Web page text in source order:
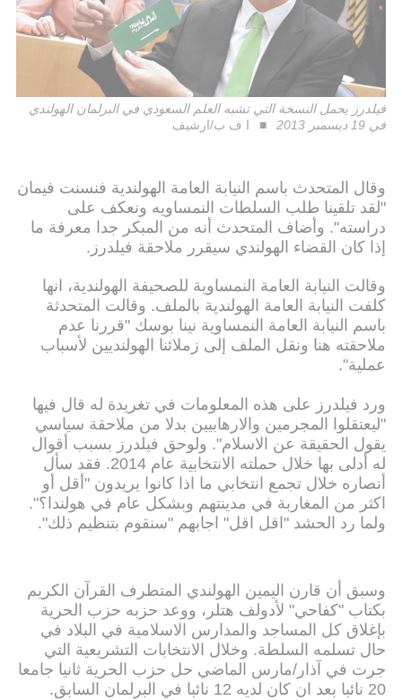
فيلدرز يحمل النسخة التي تشبه العلم السعودي في البرلمان الهولندي
في 19 ديسمبر 2013
ا ف ب/ارشيف
وقال المتحدث باسم النيابة العامة الهولندية فنسنت فيمان
"لقد تلقينا طلب السلطات النمساويه ونعكف على
دراسته". وأضاف المتحدث أنه من المبكر جدا معرفة ما
إذا كان القضاء الهولندي سيقرر ملاحقة فيلدرز.
وقالت النيابة العامة النمساوية للصحيفة الهولندية، انها
كلفت النيابة العامة الهولندية بالملف. وقالت المتحدثة
باسم النيابة العامة النمساوية نينا بوسك "قررنا عدم
ملاحقته هنا ونقل الملف إلى زملائنا الهولنديين لأسباب
عملية".
ورد فيلدرز على هذه المعلومات في تغريدة له قال فيها
"ليعتقلوا المجرمين والارهابيين بدلا من ملاحقة سياسي
يقول الحقيقة عن الاسلام". ولوحق فيلدرز بسبب أقوال
له أدلى بها خلال حملته الانتخابية عام 2014. فقد سأل
أنصاره خلال تجمع انتخابي ما اذا كانوا يريدون "أقل أو
اكثر من المغاربة في مدينتهم وبشكل عام في هولندا؟".
ولما رد الحشد "اقل اقل" اجابهم "سنقوم بتنظيم ذلك".
وسبق أن قارن اليمين الهولندي المتطرف القرآن الكريم
بكتاب "كفاحي" لأدولف هتلر، ووعد حزبه حزب الحرية
بإغلاق كل المساجد والمدارس الاسلامية في البلاد في
حال تسلمه السلطة. وخلال الانتخابات التشريعية التي
جرت في آذار/مارس الماضي حل حزب الحرية ثانيا جامعا
20 نائبا بعد ان كان لديه 12 نائبا في البرلمان السابق.